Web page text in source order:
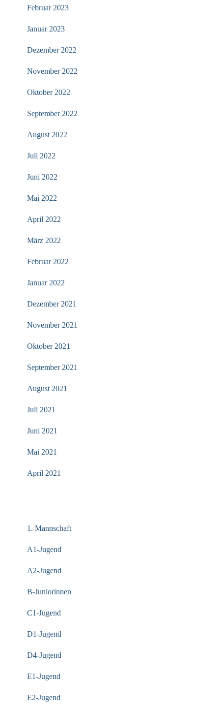
Februar 2023
Januar 2023
Dezember 2022
November 2022
Oktober 2022
September 2022
August 2022
Juli 2022
Juni 2022
Mai 2022
April 2022
März 2022
Februar 2022
Januar 2022
Dezember 2021
November 2021
Oktober 2021
September 2021
August 2021
Juli 2021
Juni 2021
Mai 2021
April 2021
1. Mannschaft
A1-Jugend
A2-Jugend
B-Juniorinnen
C1-Jugend
D1-Jugend
D4-Jugend
E1-Jugend
E2-Jugend